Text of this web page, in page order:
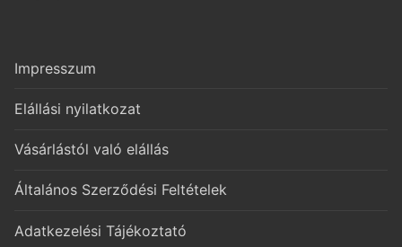
Impresszum
Elállási nyilatkozat
Vásárlástól való elállás
Általános Szerződési Feltételek
Adatkezelési Tájékoztató